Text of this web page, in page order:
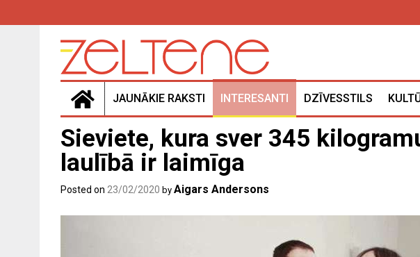
JAUNĀKIE RAKSTI INTERESANTI DZĪVESSTILS
Sieviete, kura sver 345
laulībā ir laimīga
Posted on 23/02/2020 by Aigars Andersons